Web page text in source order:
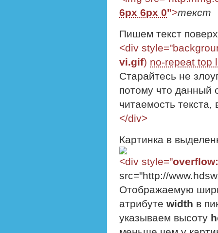
6px 6px 0">текст
Пишем текст
<div
vi.gif) no-repeat top
Старайтесь не
потому что данный
читаемость текста,
</div>
Картинка в
<div style="
src="http://
Отображаемую
атрибуте width в
указываем высоту